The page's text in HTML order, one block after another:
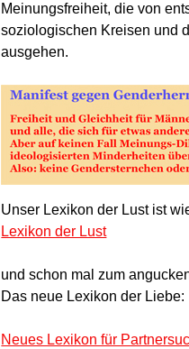
Meinungsfreiheit, die von
soziologischen Kreisen und
ausgehen.
Unser Lexikon der Lust ist
Lexikon der Lust
und schon mal zum
Das neue Lexikon der Liebe:
Neues Lexikon für